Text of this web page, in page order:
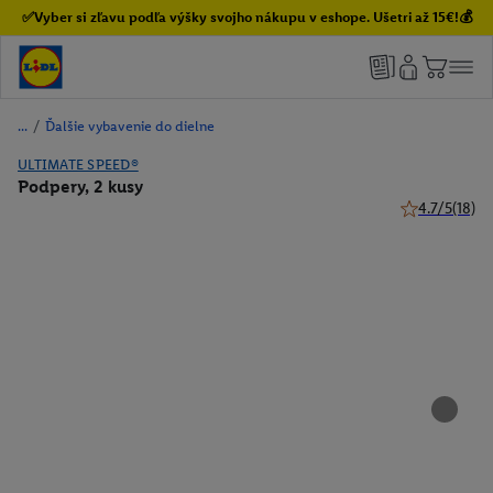
✅Vyber si zľavu podľa výšky svojho nákupu v eshope. Ušetri až 15€!💰
/ Ďalšie vybavenie do dielne
ULTIMATE SPEED®
Podpery, 2 kusy
4.7/5(18)